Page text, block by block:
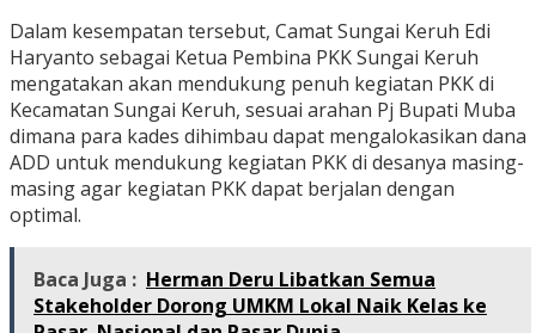
Dalam kesempatan tersebut, Camat Sungai Keruh Edi
Haryanto sebagai Ketua Pembina PKK Sungai Keruh
mengatakan akan mendukung penuh kegiatan PKK di
Kecamatan Sungai Keruh, sesuai arahan Pj Bupati Muba
dimana para kades dihimbau dapat mengalokasikan dana
ADD untuk mendukung kegiatan PKK di desanya masing-
masing agar kegiatan PKK dapat berjalan dengan
optimal.
Baca Juga : Herman Deru Libatkan Semua
Stakeholder Dorong UMKM Lokal Naik Kelas ke